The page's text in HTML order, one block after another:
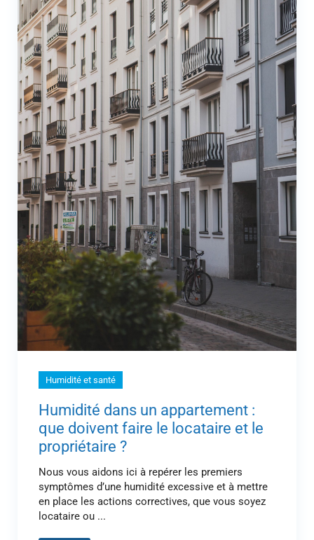
Humidité et santé
Humidité dans un appartement :
que doivent faire le locataire et le
propriétaire ?
Nous vous aidons ici à repérer les premiers
symptômes d’une humidité excessive et à mettre
en place les actions correctives, que vous soyez
locataire ou ...